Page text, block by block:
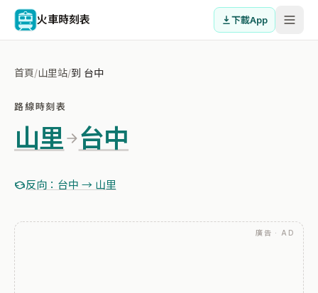
火車時刻表 下載App
首頁/山里站/到 台中
路線時刻表
山里 台中
反向：台中 → 山里
廣告 · AD